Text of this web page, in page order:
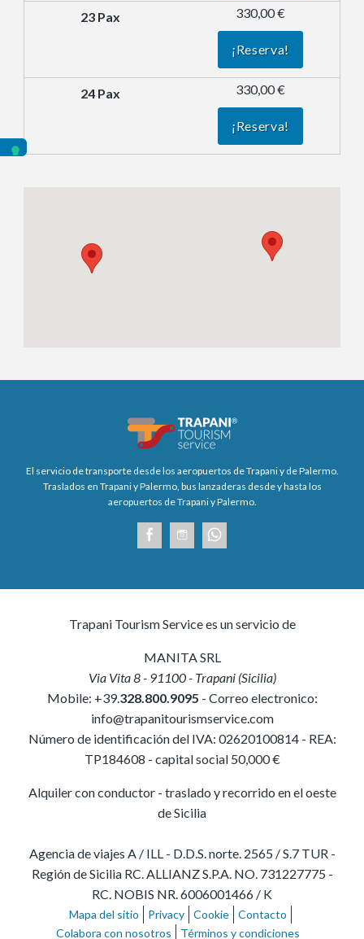
330,00 €
¡Reserva!
330,00 €
¡Reserva!
El servicio de transporte desde los aeropuertos de Trapani y de Palermo.
Traslados en Trapani y Palermo, bus lanzaderas desde y hasta los
aeropuertos de Trapani y Palermo.
Trapani Tourism Service es un servicio de
MANITA SRL
Via Vita 8- 91100- Trapani(Sicilia)
Mobile: +39.328.800.9095 - Correo electronico:
info@trapanitourismservice.com
Número de identificación del IVA: 02620100814- REA:
TP184608 - capital social 50,000 €
Alquiler con conductor - traslado y recorrido en el oeste
de Sicilia
Agencia de viajes A / ILL - D.D.S. norte. 2565 / S.7 TUR -
Región de Sicilia RC. ALLIANZ S.P.A. NO. 731227775 -
RC. NOBIS NR. 6006001466 / K
Mapa del sitio Privacy Cookie
Contacto
Colabora con nosotros
Términos y condiciones